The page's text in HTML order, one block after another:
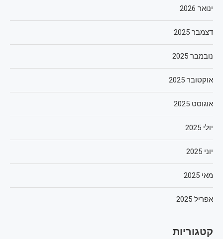
ינואר 2026
דצמבר 2025
נובמבר 2025
אוקטובר 2025
אוגוסט 2025
יולי 2025
יוני 2025
מאי 2025
אפריל 2025
קטגוריות